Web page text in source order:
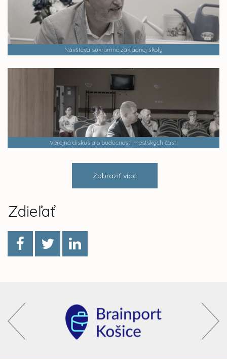
Návšteva súkromne základnej školy
Verejná diskusia o budúcnosti mestských častí
Zobraziť viac
Zdieľať